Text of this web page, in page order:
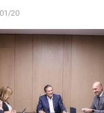
20